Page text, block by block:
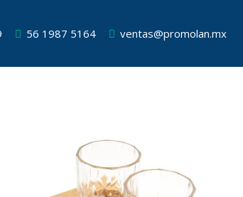
56 1987 5164 ventas@promolan.mx